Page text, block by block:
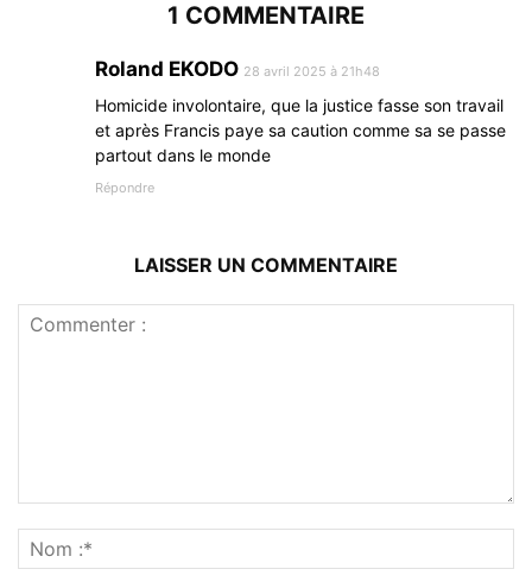
1 COMMENTAIRE
Roland EKODO 28 avril 2025 à 21h48
Homicide involontaire, que la justice fasse son travail
et après Francis paye sa caution comme sa se passe
partout dans le monde
Répondre
LAISSER UN COMMENTAIRE